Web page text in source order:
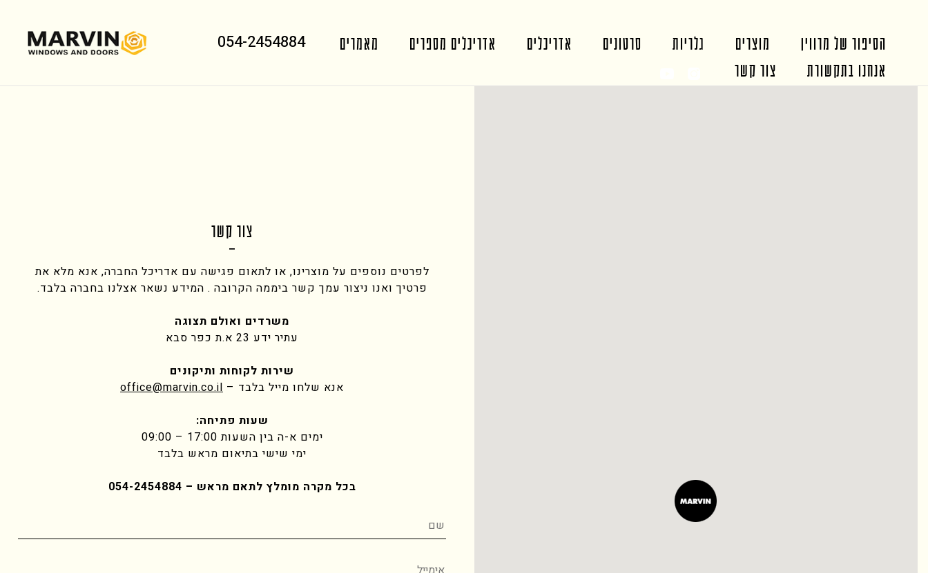
054-2454884 הסיפור של מרווין מוצרים גלריות סרטונים אדריכלים אדריכלים מספרים
מאמרים
אנחנו בתקשורת
צור קשר
צור קשר
לפרטים נוספים על מוצרינו, או לתאום פגישה עם אדריכל החברה, אנא מלא את
פרטיך ואנו ניצור עמך קשר ביממה הקרובה . המידע נשאר אצלנו בחברה בלבד.
משרדים ואולם תצוגה
עתיר ידע 23 א.ת כפר סבא
שירות לקוחות ותיקונים
אנא שלחו מייל בלבד – office@marvin.co.il
שעות פתיחה:
ימים א-ה בין השעות 17:00 – 09:00
ימי שישי בתיאום מראש בלבד
בכל מקרה מומלץ לתאם מראש – 054-2454884